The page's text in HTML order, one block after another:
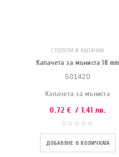
СТОПЕРИ И КАПАЧКИ
Капачета за мъниста 18 mm
501420
Капачета за мъниста
0.72 € / 1.41 лв.
ДОБАВЯНЕ В КОЛИЧКАТА